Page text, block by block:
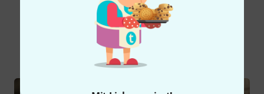
Schon gewusst?
Alle Ratgeber